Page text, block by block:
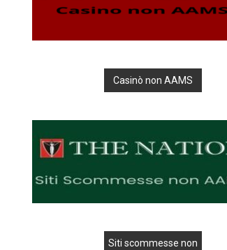
Casinò non AAMS
Siti scommesse non